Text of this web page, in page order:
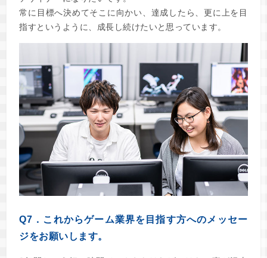
常に目標へ決めてそこに向かい、達成したら、更に上を目
指すというように、成長し続けたいと思っています。
Q7．これからゲーム業界を目指す方へのメッセー
ジをお願いします。